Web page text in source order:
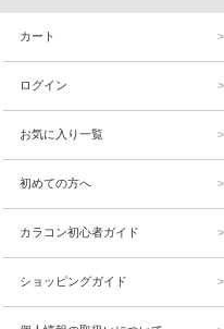
カート
ログイン
お気に入り一覧
初めての方へ
カラコン初心者ガイド
ショッピングガイド